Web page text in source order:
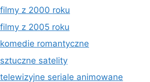
z 2000 roku
z 2005 roku
romantyczne
satelity
seriale animowane